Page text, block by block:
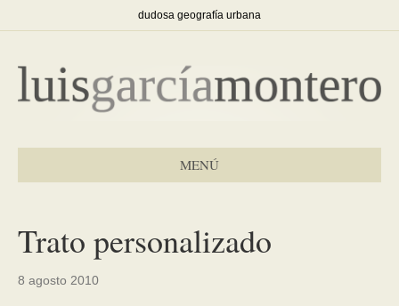
dudosa geografía urbana
MENÚ
Trato personalizado
8 agosto 2010